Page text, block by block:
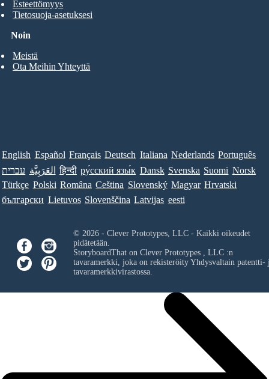
Noin
Meistä
Ota Meihin Yhteyttä
Esteettömyys
Tietosuoja-asetuksesi
English Español Français Deutsch Italiana Nederlands Português
עברית العَرَبِيَّة हिन्दी ру́сский язы́к Dansk Svenska Suomi Norsk
Türkçe Polski Româna Ceština Slovenský Magyar Hrvatski
български Lietuvos Slovenščina Latvijas eesti
© 2026 - Clever Prototypes, LLC - Kaikki oikeudet
pidätetään.
StoryboardThat on Clever Prototypes , LLC:n
tavaramerkki, joka on rekisteröity Yhdysvaltain patentti-
tavaramerkkivirastossa.